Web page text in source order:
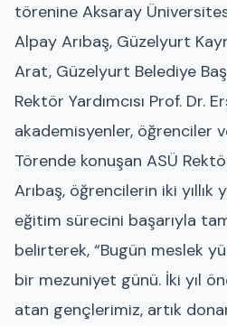
törenine Aksaray
Alpay Arıbaş, Güzelyurt
Arat, Güzelyurt Belediye
Rektör Yardımcısı Prof. Dr.
akademisyenler, öğrenciler
Törende konuşan ASÜ
Arıbaş, öğrencilerin iki
eğitim sürecini başarıyla
belirterek, “Bugün meslek
bir mezuniyet günü. İki yıl
atan gençlerimiz, artık